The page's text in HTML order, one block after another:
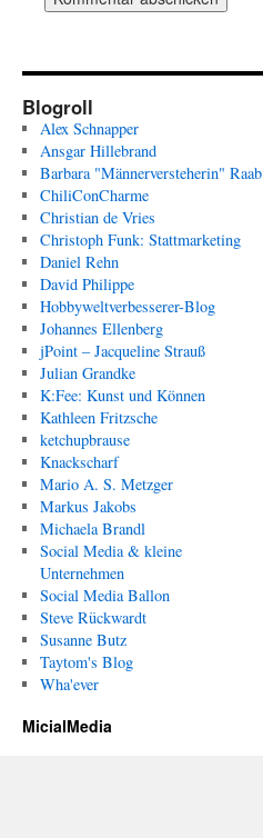
Blogroll
Alex Schnapper
Ansgar Hillebrand
Barbara "Männerversteherin" Raab
ChiliConCharme
Christian de Vries
Christoph Funk: Stattmarketing
Daniel Rehn
David Philippe
Hobbyweltverbesserer-Blog
Johannes Ellenberg
jPoint – Jacqueline Strauß
Julian Grandke
K:Fee: Kunst und Können
Kathleen Fritzsche
ketchupbrause
Knackscharf
Mario A. S. Metzger
Markus Jakobs
Michaela Brandl
Social Media & kleine
Unternehmen
Social Media Ballon
Steve Rückwardt
Susanne Butz
Taytom's Blog
Wha'ever
MicialMedia